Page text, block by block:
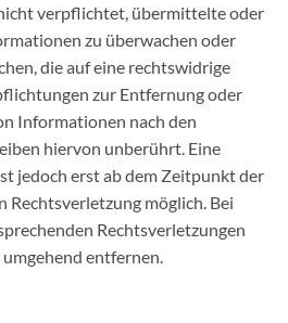
verpflichtet, übermittelte oder
zu überwachen oder
die auf eine rechtswidrige
zur Entfernung oder
Informationen nach den
hiervon unberührt. Eine
jedoch erst ab dem Zeitpunkt der
Rechtsverletzung möglich. Bei
Rechtsverletzungen
entfernen.